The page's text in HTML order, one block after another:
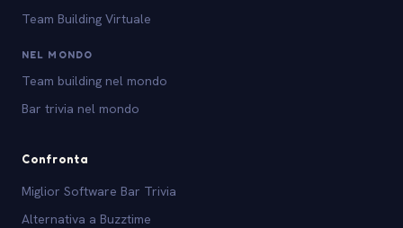
Team Building Virtuale
NEL MONDO
Team building nel mondo
Bar trivia nel mondo
Confronta
Miglior Software Bar Trivia
Alternativa a Buzztime